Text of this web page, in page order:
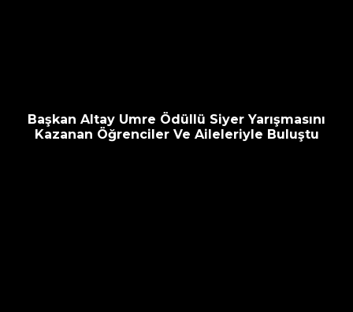
Başkan Altay Umre Ödüllü Siyer Yarışmasını
Kazanan Öğrenciler Ve Aileleriyle Buluştu